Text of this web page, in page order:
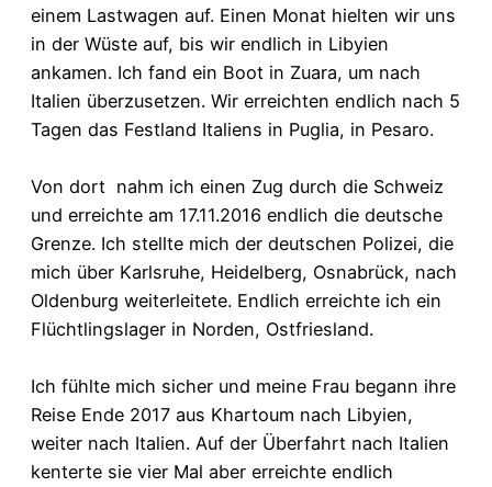
einem Lastwagen auf. Einen Monat hielten wir uns
in der Wüste auf, bis wir endlich in Libyien
ankamen. Ich fand ein Boot in Zuara, um nach
Italien überzusetzen. Wir erreichten endlich nach 5
Tagen das Festland Italiens in Puglia, in Pesaro.
Von dort nahm ich einen Zug durch die Schweiz
und erreichte am 17.11.2016 endlich die deutsche
Grenze. Ich stellte mich der deutschen Polizei, die
mich über Karlsruhe, Heidelberg, Osnabrück, nach
Oldenburg weiterleitete. Endlich erreichte ich ein
Flüchtlingslager in Norden, Ostfriesland.
Ich fühlte mich sicher und meine Frau begann ihre
Reise Ende 2017 aus Khartoum nach Libyien,
weiter nach Italien. Auf der Überfahrt nach Italien
kenterte sie vier Mal aber erreichte endlich